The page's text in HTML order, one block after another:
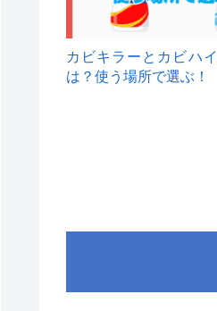
カビキラーとカビハ
は？使う場所で選ぶ！